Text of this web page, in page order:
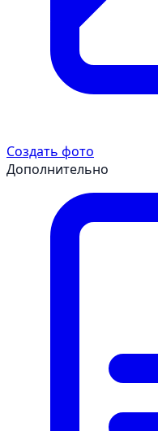
Создать фото
Дополнительно